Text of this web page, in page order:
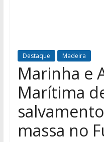
Destaque Madeira
Marinha e
Marítima
massa no